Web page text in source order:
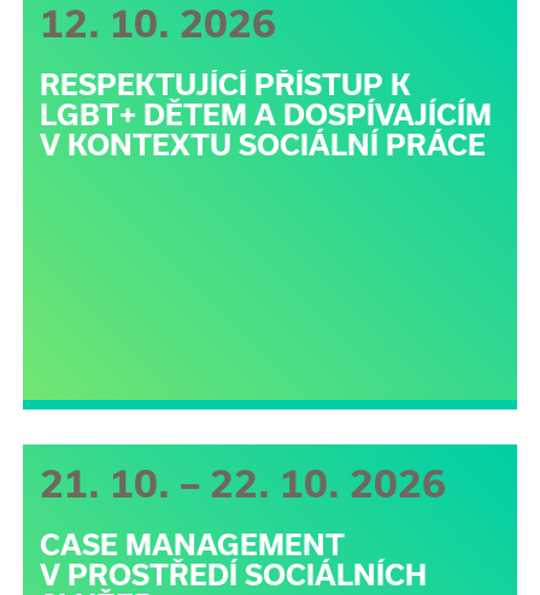
12. 10. 2026
RESPEKTUJÍCÍ PŘÍSTUP K
LGBT+ DĚTEM A DOSPÍVAJÍCÍM
V KONTEXTU SOCIÁLNÍ PRÁCE
21. 10. – 22. 10. 2026
CASE MANAGEMENT
V PROSTŘEDÍ SOCIÁLNÍCH